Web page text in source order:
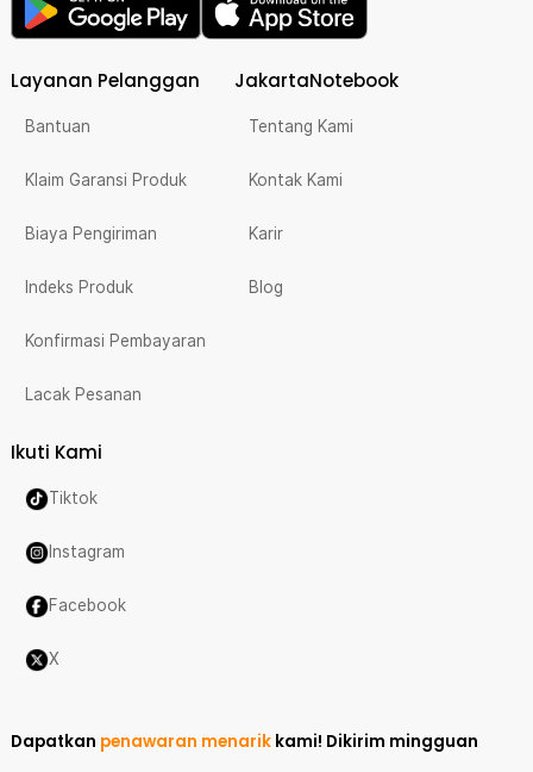
Layanan Pelanggan
Bantuan
Klaim Garansi Produk
Biaya Pengiriman
Indeks Produk
Konfirmasi Pembayaran
Lacak Pesanan
JakartaNotebook
Tentang Kami
Kontak Kami
Karir
Blog
Ikuti Kami
Tiktok
Instagram
Facebook
X
Dapatkan penawaran menarik kami! Dikirim mingguan